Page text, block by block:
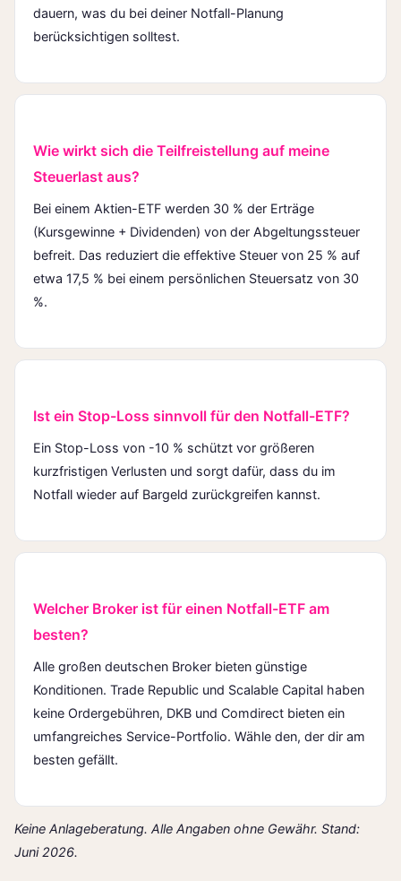
dauern, was du bei deiner Notfall-Planung
berücksichtigen solltest.
Wie wirkt sich die Teilfreistellung auf meine
Steuerlast aus?
Bei einem Aktien-ETF werden 30 % der Erträge
(Kursgewinne + Dividenden) von der Abgeltungssteuer
befreit. Das reduziert die effektive Steuer von 25 % auf
etwa 17,5 % bei einem persönlichen Steuersatz von 30
%.
Ist ein Stop-Loss sinnvoll für den Notfall-ETF?
Ein Stop-Loss von -10 % schützt vor größeren
kurzfristigen Verlusten und sorgt dafür, dass du im
Notfall wieder auf Bargeld zurückgreifen kannst.
Welcher Broker ist für einen Notfall-ETF am
besten?
Alle großen deutschen Broker bieten günstige
Konditionen. Trade Republic und Scalable Capital haben
keine Ordergebühren, DKB und Comdirect bieten ein
umfangreiches Service-Portfolio. Wähle den, der dir am
besten gefällt.
Keine Anlageberatung. Alle Angaben ohne Gewähr. Stand:
Juni 2026.